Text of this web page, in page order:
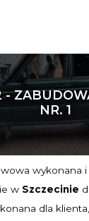
-
NR. 1
wykonana
w Szczecinie
dla